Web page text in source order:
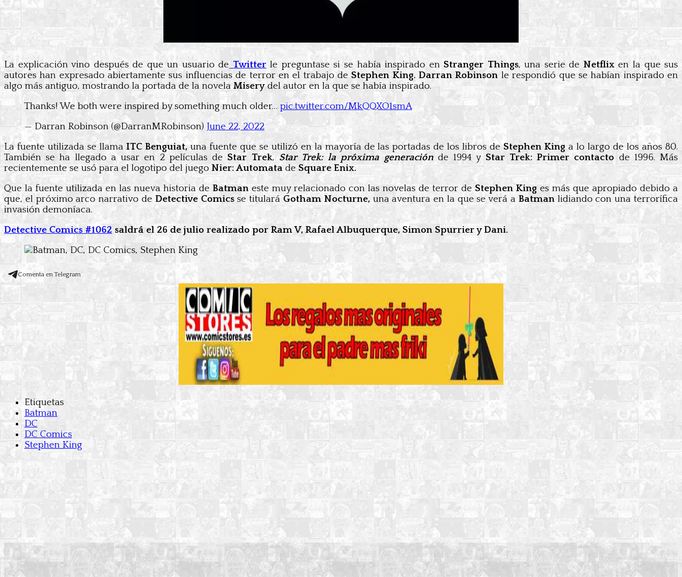
La explicación vino después de que un usuario de Twitter le preguntase si se había inspirado enStranger Things, una serie de Netflixen la que sus
autores han expresado abiertamente sus influencias de terror en el trabajo deStephen King. Darran Robinson le respondió que se habían inspirado en
algo más antiguo, mostrando la portada de la novelaMisery del autor en la que se había inspirado.
Thanks! We both were inspired by something much older… pic.twitter.com/MkQQXO1smA
— Darran Robinson (@DarranMRobinson) June 22, 2022
La fuente utilizada se llama ITC Benguiat,una fuente que se utilizó en la mayoría de las portadas de los libros deStephen King a lo largo de los años 80.
También se ha llegado a usar en 2 películas deStar Trek, Star Trek: la próxima generaciónde 1994 y Star Trek: Primer contacto de 1996. Más
recientemente se usó para el logotipo del juego Nier: Automata de Square Enix.
Que la fuente utilizada en las nueva historia de Batman este muy relacionado con las novelas de terror de Stephen King es más que apropiado debido a
que, el próximo arco narrativo de Detective Comicsse titulará Gotham Nocturne, una aventura en la que se verá a Batman lidiando con una terrorífica
invasión demoníaca.
Detective Comics #1062 saldrá el 26 de julio realizado por Ram V, Rafael Albuquerque, Simon Spurrier y Dani.
Comenta en Telegram
Etiquetas
Batman
DC
DC Comics
Stephen King